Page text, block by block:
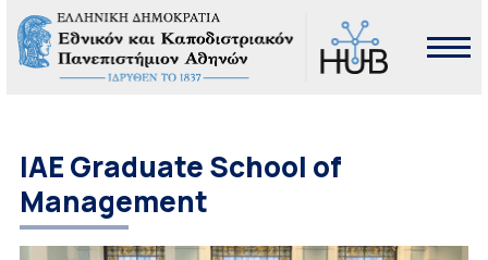
IAE Graduate School of
Management